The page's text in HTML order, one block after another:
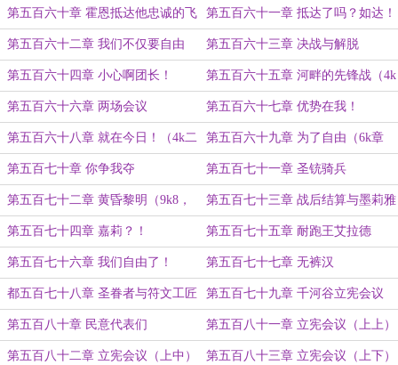
（下） 斯
第五百六十章 霍恩抵达他忠诚的飞
流堡
第五百六十一章 抵达了吗？如达！
第五百六十二章 我们不仅要自由 第五百六十三章 决战与解脱
第五百六十四章 小心啊团长！ 第五百六十五章 河畔的先锋战（4k
二合一）
第五百六十六章 两场会议 第五百六十七章 优势在我！
第五百六十八章 就在今日！（4k二
合一）
第五百六十九章 为了自由（6k章
节）
第五百七十章 你争我夺 第五百七十一章 圣铳骑兵
第五百七十二章 黄昏黎明（9k8，
四合一章节，一次性看完决战）
第五百七十三章 战后结算与墨莉雅
提
第五百七十四章 嘉莉？！ 第五百七十五章 耐跑王艾拉德
第五百七十六章 我们自由了！ 第五百七十七章 无裤汉
都五百七十八章 圣眷者与符文工匠 第五百七十九章 千河谷立宪会议
第五百八十章 民意代表们 第五百八十一章 立宪会议（上上）
第五百八十二章 立宪会议（上中） 第五百八十三章 立宪会议（上下）